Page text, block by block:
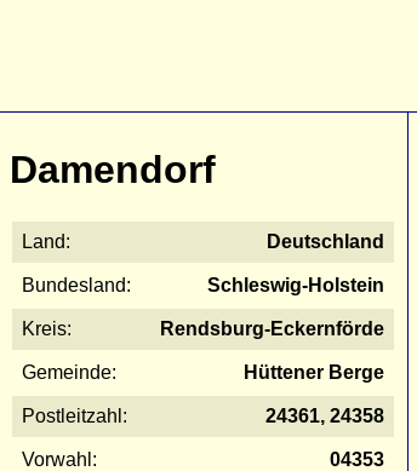
Damendorf
Land: Deutschland
Bundesland: Schleswig-Holstein
Kreis: Rendsburg-Eckernförde
Gemeinde: Hüttener Berge
Postleitzahl: 24361, 24358
Vorwahl: 04353